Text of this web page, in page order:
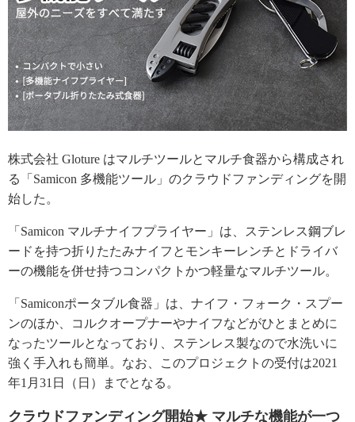
株式会社 Gloture はマルチツールとマルチ食器から構成され
る「Samicon 多機能ツール」のクラウドファンディングを開
始した。
「Samicon マルチナイフプライヤー」は、ステンレス鋼ブレ
ードを持つ折りたたみナイフとモンキーレンチとドライバ
ーの機能を併せ持つコンパクトかつ軽量なマルチツール。
「Samiconポータブル食器」は、ナイフ・フォーク・スプー
ンのほか、コルクオープナーやナイフなどがひとまとめに
なったツールとなっており、ステンレス製なので水洗いに
強く手入れも簡単。なお、このプロジェクトの受付は2021
年1月31日（日）までとなる。
クラウドファンディング開始★ マルチな機能が一つ